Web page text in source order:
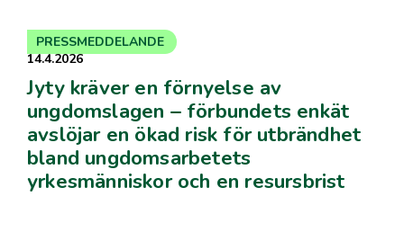
14.4.2026
Jyty kräver en förnyelse av
ungdomslagen – förbundets enkät
avslöjar en ökad risk för utbrändhet
bland ungdomsarbetets
yrkesmänniskor och en resursbrist
PRESSMEDDELANDE